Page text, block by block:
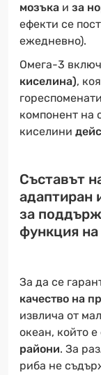
мозъка и за
ефекти се
ежедневно).
Омега-3
киселина),
компонент на
киселини
Съставът
адаптиран
за
функция
За да се
качество на
извлича от
океан, който е
райони. За
риба не